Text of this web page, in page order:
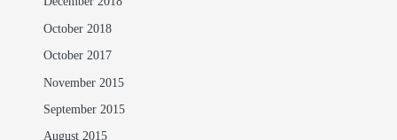
October 2018
October 2017
November 2015
September 2015
August 2015